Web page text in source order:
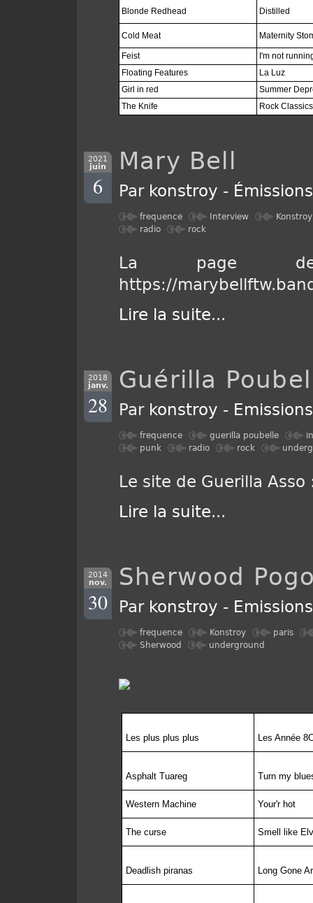
Blonde Redhead Distilled
Cold Meat Maternity
Feist
I'm not
Floating Features
La Luz
Girl in red
Summer
The Knife
Rock Classics
2021
juin
6
Mary Bell
Par konstroy -
frequence Interview
Konstroy
radio
rock
La page
https://
Lire la suite...
2018
janv.
28
Guérilla
Par konstroy -
frequence guerilla poubelle
punk
radio rock
Le site de Guerilla
Lire la suite...
2014
nov.
30
Sherwood
Par konstroy -
frequence Konstroy
paris
Sherwood
underground
Les plus plus plus Les Année
Asphalt Tuareg Turn my
Western Machine Your'r hot
The curse Smell like
Deadlish piranas Long Gone